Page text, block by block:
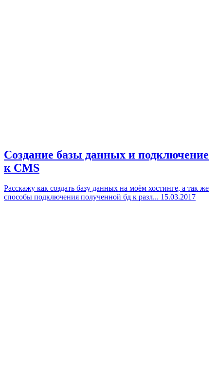
Создание базы данных и подключение
к CMS
Расскажу как создать базу данных на моём хостинге, а так же
способы подключения полученной бд к разл... 15.03.2017